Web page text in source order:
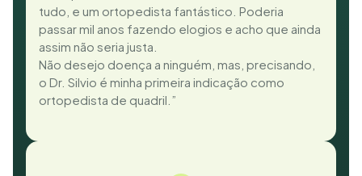
tudo, e um ortopedista fantástico. Poderia
passar mil anos fazendo elogios e acho que ainda
assim não seria justa.
Não desejo doença a ninguém, mas, precisando,
o Dr. Silvio é minha primeira indicação como
ortopedista de quadril.”